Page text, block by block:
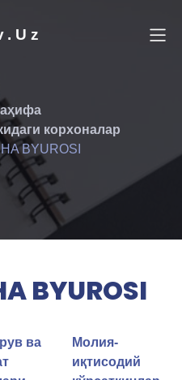
корхоналар
BYUROSI
BYUROSI
ва
Молия-
иқтисодий